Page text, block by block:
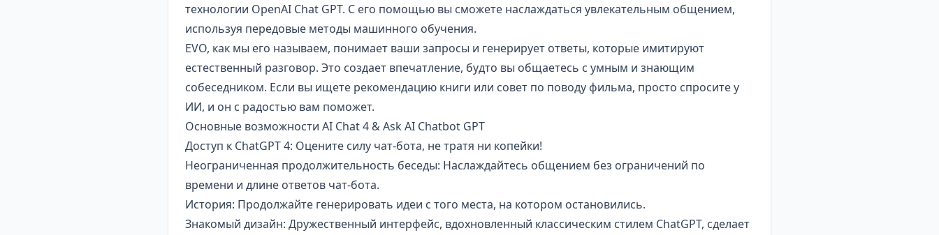
технологии OpenAI Chat GPT. С его помощью вы сможете наслаждаться увлекательным общением,
используя передовые методы машинного обучения.
EVO, как мы его называем, понимает ваши запросы и генерирует ответы, которые имитируют
естественный разговор. Это создает впечатление, будто вы общаетесь с умным и знающим
собеседником. Если вы ищете рекомендацию книги или совет по поводу фильма, просто спросите у
ИИ, и он с радостью вам поможет.
Основные возможности AI Chat 4 & Ask AI Chatbot GPT
Доступ к ChatGPT 4: Оцените силу чат-бота, не тратя ни копейки!
Неограниченная продолжительность беседы: Наслаждайтесь общением без ограничений по
времени и длине ответов чат-бота.
История: Продолжайте генерировать идеи с того места, на котором остановились.
Знакомый дизайн: Дружественный интерфейс, вдохновленный классическим стилем ChatGPT, сделает